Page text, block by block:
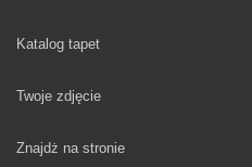
Katalog tapet
Twoje zdjęcie
Znajdż na stronie